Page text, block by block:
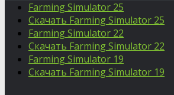
Farming Simulator 25
Скачать Farming Simulator 25
Farming Simulator 22
Скачать Farming Simulator 22
Farming Simulator 19
Скачать Farming Simulator 19